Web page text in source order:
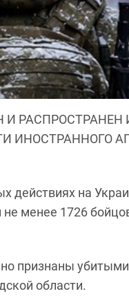
ИНОСТРАННОГО
действиях на
менее 1726
признаны
области.